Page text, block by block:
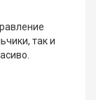
так и